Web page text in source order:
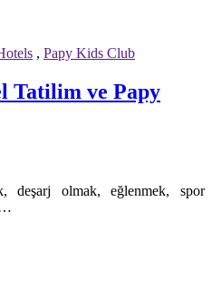
, Papy Kids Club
Tatilim ve Papy
deşarj olmak, eğlenmek, spor